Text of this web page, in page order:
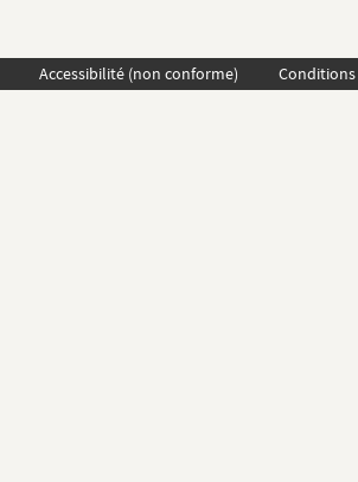
Accessibilité (non conforme)